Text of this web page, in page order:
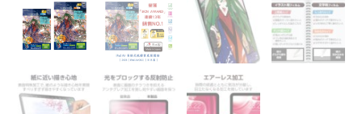
式
｜
2024
iPad
Air(M2)